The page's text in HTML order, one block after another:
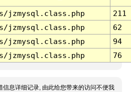
jzmysql.class.php
211
jzmysql.class.php
62
jzmysql.class.php
94
jzmysql.class.php 76
信息详细记录, 由此给您带来的访问不便我